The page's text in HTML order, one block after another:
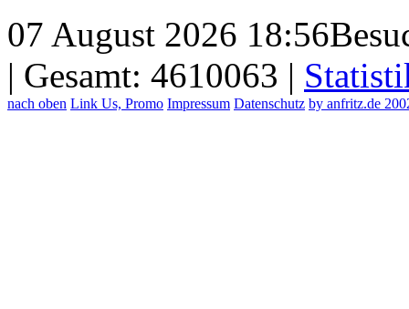
07 August 2026 18:56
| Gesamt: 4610063 |
nach oben Link Us, Promo Impressum Datenschutz by anfritz.de